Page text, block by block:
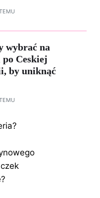
wybrać na
Ceskiej
by uniknąć